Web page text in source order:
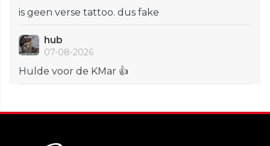
is geen verse tattoo. dus fake
hub
07-08-2026
Hulde voor de KMar 👍